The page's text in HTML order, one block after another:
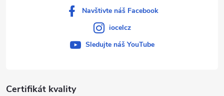
Certifikát kvality
Navštivte náš Facebook
iocelcz
Sledujte náš YouTube